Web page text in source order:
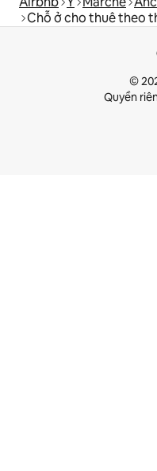
Chỗ ở cho thuê theo
©
Quyền